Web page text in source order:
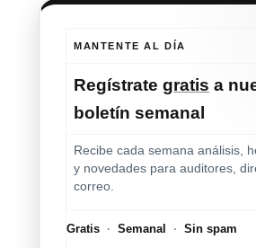
MANTENTE AL DÍA
Regístrate gratis a
boletín semanal
Recibe cada semana análisis,
y novedades para auditores,
correo.
Gratis · Semanal · Sin spam